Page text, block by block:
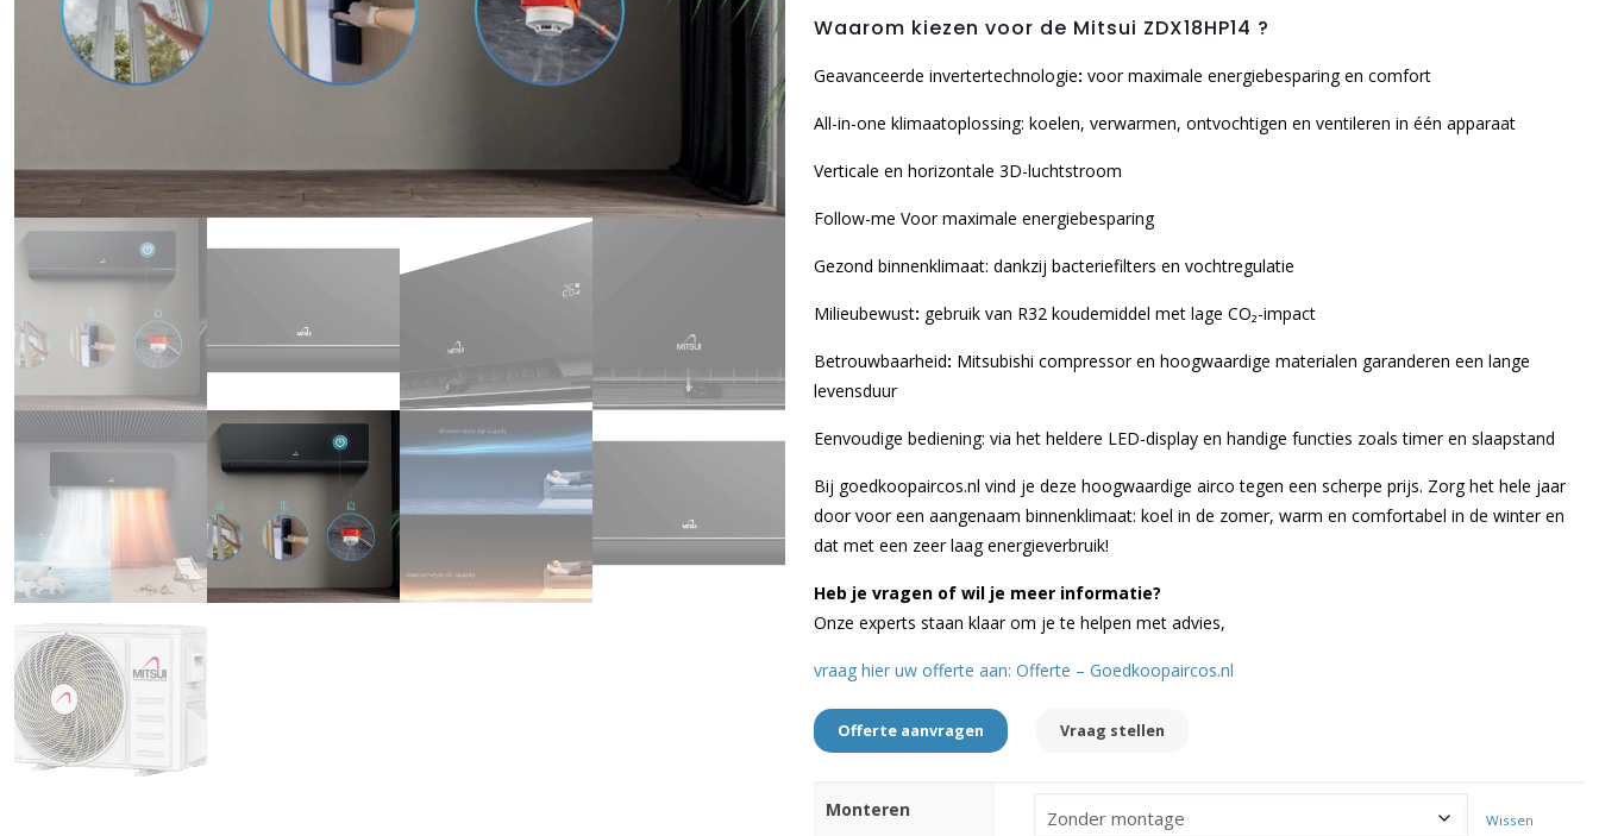
Waarom kiezen voor de Mitsui ZDX18HP14 ?
Geavanceerde invertertechnologie: voor maximale energiebesparing en comfort
All-in-one klimaatoplossing: koelen, verwarmen, ontvochtigen en ventileren in één apparaat
Verticale en horizontale 3D-luchtstroom
Follow-me Voor maximale energiebesparing
Gezond binnenklimaat: dankzij bacteriefilters en vochtregulatie
Milieubewust: gebruik van R32 koudemiddel met lage CO₂-impact
Betrouwbaarheid: Mitsubishi compressor en hoogwaardige materialen garanderen een lange
levensduur
Eenvoudige bediening: via het heldere LED-display en handige functies zoals timer en slaapstand
Bij goedkoopaircos.nl vind je deze hoogwaardige airco tegen een scherpe prijs. Zorg het hele jaar
door voor een aangenaam binnenklimaat: koel in de zomer, warm en comfortabel in de winter en
dat met een zeer laag energieverbruik!
Heb je vragen of wil je meer informatie?
Onze experts staan klaar om je te helpen met advies,
vraag hier uw offerte aan: Offerte – Goedkoopaircos.nl
Offerte aanvragen Vraag stellen
Monteren Wissen